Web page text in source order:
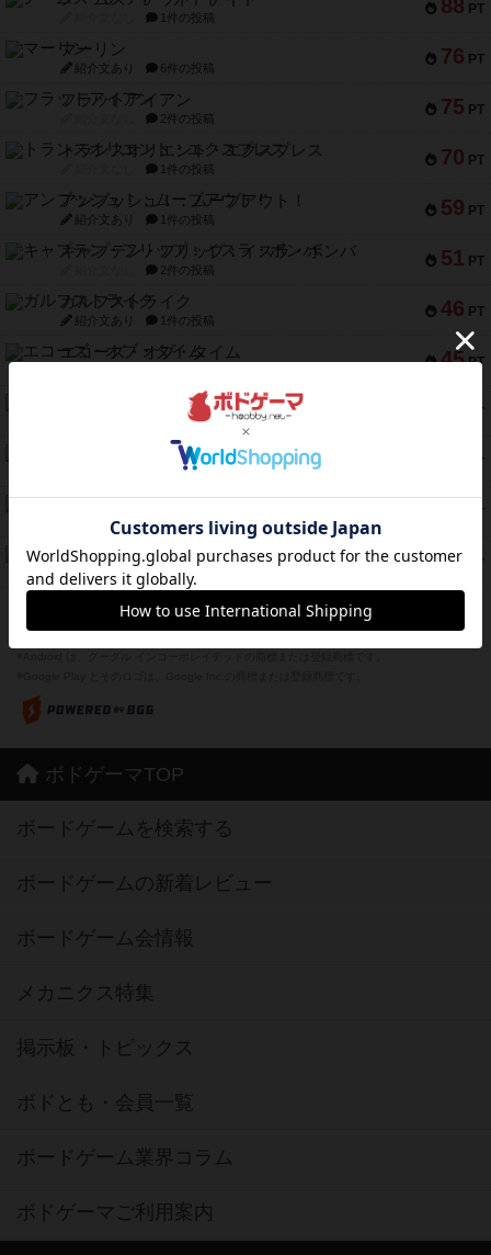
88 PT
1件の投稿
76 PT
マーリン
紹介文あり 6件の投稿
75 PT
フラットアイアン
2件の投稿
70 PT
トランスオリエント・エクスプレス
1件の投稿
59 PT
アンブッシュ！：ムーブアウト！
紹介文あり 1件の投稿
51 PT
キャプテン・フリップ：イスラ・ボンバ
2件の投稿
46 PT
ガルフストライク
紹介文あり 1件の投稿
45 PT
エコーズ・オブ・タイム
PT
12件の投稿
PT
1件の投稿
PT
Bitter End ブタペスト救出作戦
紹介文なし 1件の投稿
42 PT
ドコジャン
紹介文あり 10件の投稿
※Apple、Apple のロゴ は、米国および他の国々で登録されたApple Inc.の商標です。
ボドゲーマTOP
ボードゲームを検索する
ボードゲームの新着レビュー
ボードゲーム会情報
メカニクス特集
掲示板・トピックス
ボドとも・会員一覧
ボードゲーム業界コラム
ボドゲーマご利用案内